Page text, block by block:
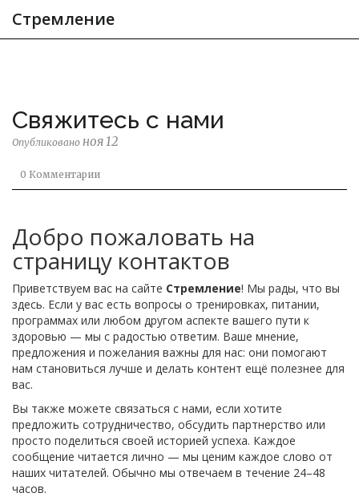
Стремление
Свяжитесь с нами
Опубликовано ноя 12
0 Комментарии
Добро пожаловать на
страницу контактов
Приветствуем вас на сайте Стремление! Мы рады, что вы
здесь. Если у вас есть вопросы о тренировках, питании,
программах или любом другом аспекте вашего пути к
здоровью — мы с радостью ответим. Ваше мнение,
предложения и пожелания важны для нас: они помогают
нам становиться лучше и делать контент ещё полезнее для
вас.
Вы также можете связаться с нами, если хотите
предложить сотрудничество, обсудить партнерство или
просто поделиться своей историей успеха. Каждое
сообщение читается лично — мы ценим каждое слово от
наших читателей. Обычно мы отвечаем в течение 24–48
часов.